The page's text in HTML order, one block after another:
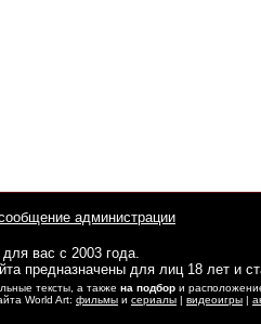
администрации
вас с 2003 года.
предназначены для лиц 18 лет и
тексты, а также на подбор и
World Art: фильмы и сериалы | видеоигры |